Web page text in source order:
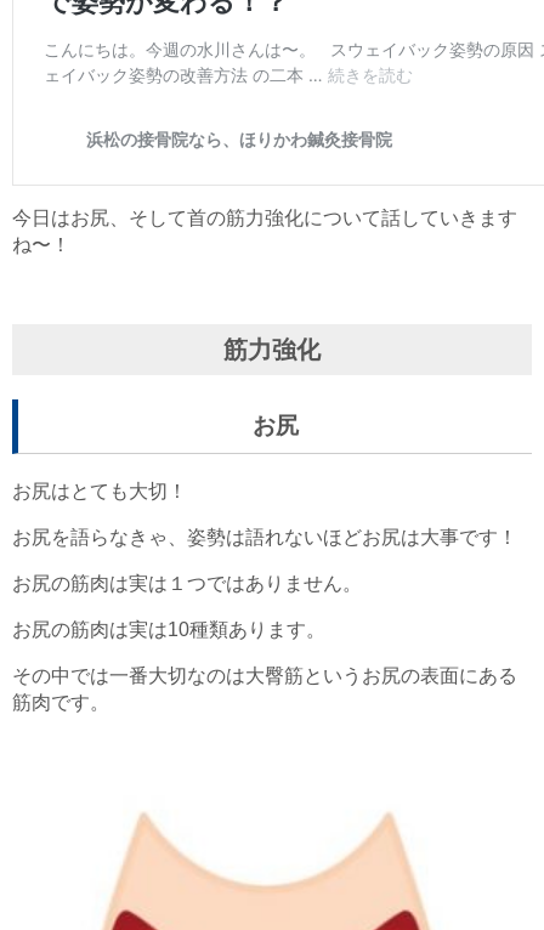
今日はお尻、そして首の筋力強化について話していきます
ね〜！
筋力強化
お尻
お尻はとても大切！
お尻を語らなきゃ、姿勢は語れないほどお尻は大事です！
お尻の筋肉は実は１つではありません。
お尻の筋肉は実は10種類あります。
その中では一番大切なのは大臀筋というお尻の表面にある
筋肉です。